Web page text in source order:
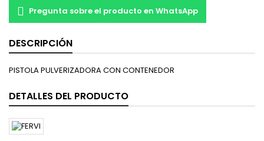
Pregunta sobre el producto en WhatsApp
DESCRIPCIÓN
PISTOLA PULVERIZADORA CON CONTENEDOR
DETALLES DEL PRODUCTO